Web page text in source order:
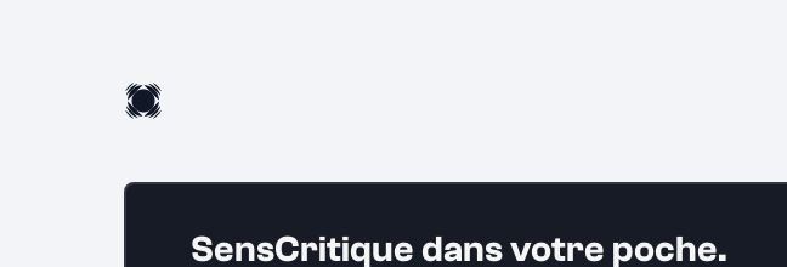
SensCritique dans votre poche.